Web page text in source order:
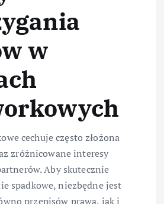
w
cechuje często złożona
zróżnicowane interesy
Aby skutecznie
spadkowe, niezbędne jest
przepisów prawa, jak i